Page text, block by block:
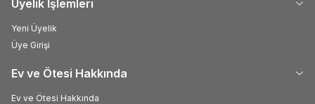
Üyelik İşlemleri
Yeni Üyelik
Üye Girişi
Ev ve Ötesi Hakkında
Ev ve Ötesi Hakkında